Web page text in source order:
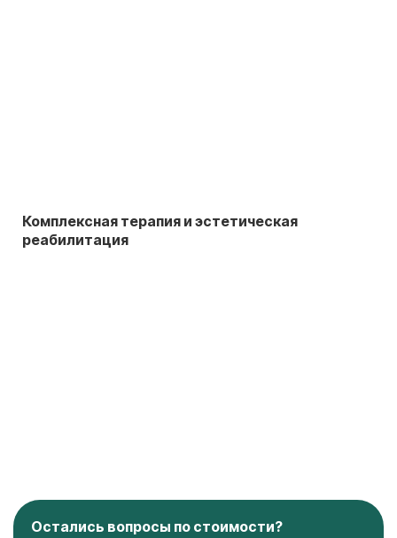
Комплексная терапия и эстетическая
реабилитация
Остались вопросы по стоимости?